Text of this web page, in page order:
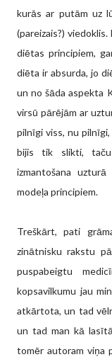
kurās ar putām uz
(pareizais?)
diētas principiem,
diēta ir absurda, jo
un no šāda aspekta
virsū pārējām ar
pilnīgi viss, nu
bijis tik slikti, taču
izmantošana
modeļa principiem.
Treškārt, pati
zinātnisku rakstu
puspabeigtu
kopsavilkumu jau
atkārtota, un tad
un tad man kā
tomēr autoram viņa